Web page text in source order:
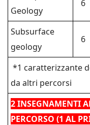
Geology
6
Subsurface
geology
6
*1 caratterizzante
da altri percorsi
2 INSEGNAMENTI
PERCORSO (1 AL